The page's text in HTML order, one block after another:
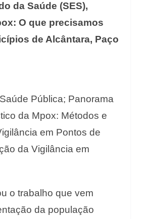
da Saúde (SES),
O que precisamos
de Alcântara, Paço
Pública; Panorama
da Mpox: Métodos e
em Pontos de
da Vigilância em
o trabalho que vem
da população